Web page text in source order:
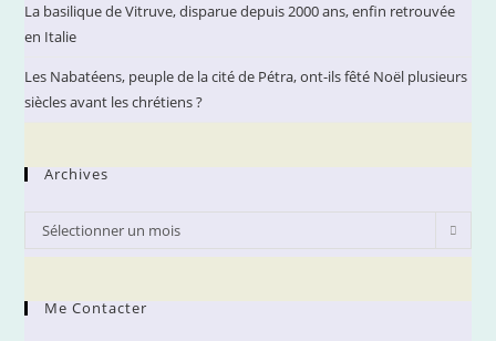
La basilique de Vitruve, disparue depuis 2000 ans, enfin retrouvée
en Italie
Les Nabatéens, peuple de la cité de Pétra, ont-ils fêté Noël plusieurs
siècles avant les chrétiens ?
Archives
Archives
Sélectionner un mois
Me Contacter